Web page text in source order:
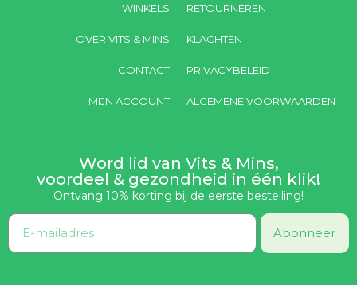
WINKELS
OVER VITS & MINS
CONTACT
MIJN ACCOUNT
RETOURNEREN
KLACHTEN
PRIVACYBELEID
ALGEMENE VOORWAARDEN
Word lid van Vits & Mins,
voordeel & gezondheid in één klik!
Ontvang 10% korting bij de eerste bestelling!
Abonneer